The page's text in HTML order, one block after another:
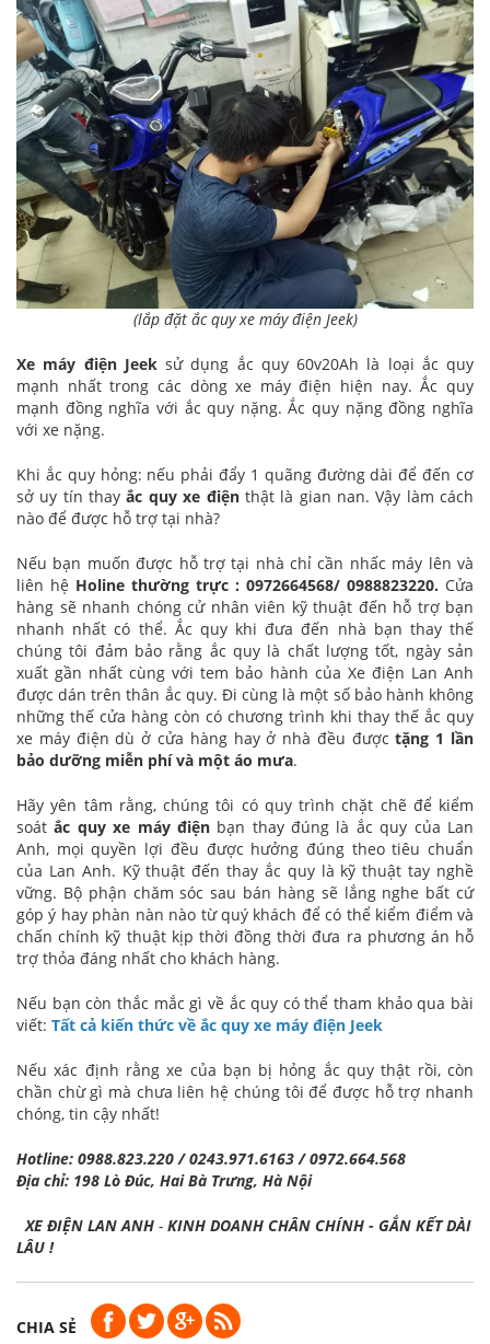
(lắp đặt ắc quy xe máy điện Jeek)
Xe máy điện Jeeksử dụng ắc quy 60v20Ah là loại ắc quy
mạnh nhất trong các dòng xe máy điện hiện nay. Ắc quy
mạnh đồng nghĩa với ắc quy nặng. Ắc quy nặng đồng nghĩa
với xe nặng.
Khi ắc quy hỏng: nếu phải đẩy 1 quãng đường dài để đến cơ
sở uy tín thayắc quy xe điện thật là gian nan. Vậy làm cách
nào để được hỗ trợ tại nhà?
Nếu bạn muốn được hỗ trợ tại nhà chỉ cần nhấc máy lên và
liên hệ Holine thường trực : 0972664568/ 0988823220. Cửa
hàng sẽ nhanh chóng cử nhân viên kỹ thuật đến hỗ trợ bạn
nhanh nhất có thể. Ắc quy khi đưa đến nhà bạn thay thế
chúng tôi đảm bảo rằng ắc quy là chất lượng tốt, ngày sản
xuất gần nhất cùng với tem bảo hành của Xe điện Lan Anh
được dán trên thân ắc quy. Đi cùng là một số bảo hành không
những thế cửa hàng còn có chương trình khi thay thế ắc quy
xe máy điện dù ở cửa hàng hay ở nhà đều đượctặng 1 lần
bảo dưỡng miễn phí và một áo mưa.
Hãy yên tâm rằng, chúng tôi có quy trình chặt chẽ để kiểm
soátắc quy xe máy điệnbạn thay đúng là ắc quy của Lan
Anh, mọi quyền lợi đều được hưởng đúng theo tiêu chuẩn
của Lan Anh. Kỹ thuật đến thay ắc quy là kỹ thuật tay nghề
vững. Bộ phận chăm sóc sau bán hàng sẽ lắng nghe bất cứ
góp ý hay phàn nàn nào từ quý khách để có thể kiểm điểm và
chấn chính kỹ thuật kịp thời đồng thời đưa ra phương án hỗ
trợ thỏa đáng nhất cho khách hàng.
Nếu bạn còn thắc mắc gì về ắc quy có thể tham khảo qua bài
viết: Tất cả kiến thức về ắc quy xe máy điện Jeek
Nếu xác định rằng xe của bạn bị hỏng ắc quy thật rồi, còn
chần chừ gì mà chưa liên hệ chúng tôi để được hỗ trợ nhanh
chóng, tin cậy nhất!
Hotline: 0988.823.220 / 0243.971.6163 / 0972.664.568
Địa chỉ: 198 Lò Đúc, Hai Bà Trưng, Hà Nội
XE ĐIỆN LAN ANH - KINH DOANH CHÂN CHÍNH - GẮN KẾT DÀI
LÂU !
CHIA SẺ